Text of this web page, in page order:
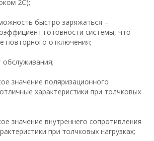
2С);
быстро заряжаться –
готовности системы, что
повторного отключения;
значение поляризационного
характеристики при толчковых
значение внутреннего сопротивления
при толчковых нагрузках;